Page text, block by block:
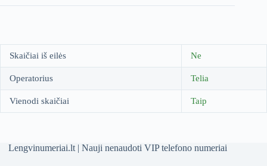
Skaičiai iš eilės Ne
Operatorius Telia
Vienodi skaičiai Taip
Lengvinumeriai.lt | Nauji nenaudoti VIP telefono numeriai